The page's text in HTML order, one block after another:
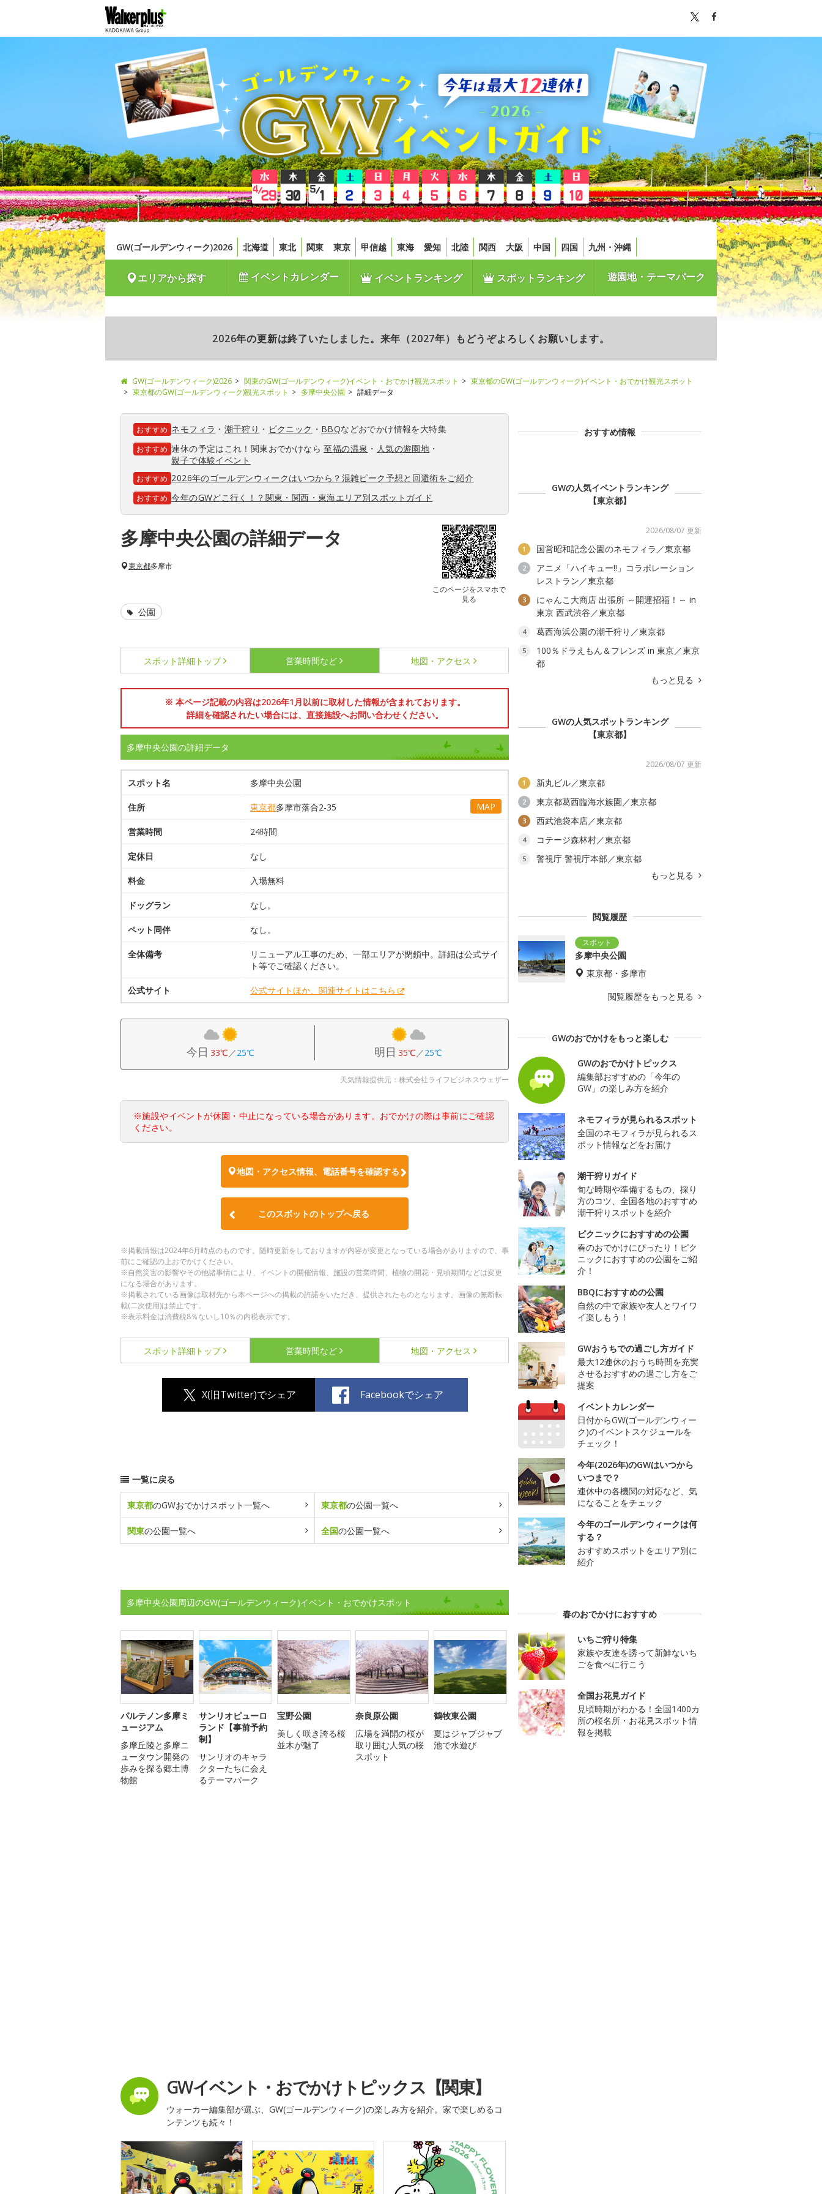
GW(ゴールデンウィーク)2026 北海道 東北 関東 東京 甲信越 東海 愛知 北陸 関西 大阪 中国 四国 九州・沖縄
エリアから探す イベントカレンダー イベントランキング スポットランキング 遊園地・テーマパーク
2026年の更新は終了いたしました。来年（2027年）もどうぞよろしくお願いします。
GW(ゴールデンウィーク)2026 関東のGW(ゴールデンウィーク)イベント・おでかけ観光スポット
東京都のGW(ゴールデンウィーク)イベント・おでかけ観光スポット
東京都のGW(ゴールデンウィーク)観光スポット
多摩中央公園 詳細データ
おすすめ ネモフィラ ・ 潮干狩り ・ ピクニック ・ BBQなどおでかけ情報を大特集
おすすめ 連休の予定はこれ！関東おでかけなら至福の温泉 ・ 人気の遊園地 ・
親子で体験イベント
おすすめ 2026年のゴールデンウィークはいつから？混雑ピーク予想と回避術をご紹介
おすすめ 今年のGWどこ行く！？関東・関西・東海エリア別スポットガイド
多摩中央公園の詳細データ
このページをスマホで
見る
東京都多摩市
公園
スポット詳細 トップ 営業時間など 地図・アクセス
※ 本ページ記載の内容は2026年1月以前に取材した情報が含まれております。
詳細を確認されたい場合には、直接施設へお問い合わせください。
多摩中央公園の詳細データ
スポット名 多摩中央公園
住所 東京都多摩市落合2-35 MAP
営業時間 24時間
定休日 なし
料金 入場無料
ドッグラン なし。
ペット同伴 なし。
全体備考
リニューアル工事のため、一部エリアが閉鎖中。詳細は公式サイ
ト等でご確認ください。
公式サイト 公式サイトほか、関連サイトはこちら
今日 33℃／25℃ 明日 35℃／25℃
天気情報提供元：株式会社ライフビジネスウェザー
※施設やイベントが休園・中止になっている場合があります。おでかけの際は事前にご確認
ください。
地図・アクセス情報、電話番号を確認する
このスポットのトップへ戻る
※掲載情報は2024年6月時点のものです。随時更新をしておりますが内容が変更となっている場合がありますので、事
前にご確認の上おでかけください。
※自然災害の影響やその他諸事情により、イベントの開催情報、施設の営業時間、植物の開花・見頃期間などは変更
になる場合があります。
※掲載されている画像は取材先から本ページへの掲載の許諾をいただき、提供されたものとなります。画像の無断転
載(二次使用)は禁止です。
※表示料金は消費税8％ないし10％の内税表示です。
スポット詳細 トップ 営業時間など 地図・アクセス
X(旧Twitter)でシェア Facebookでシェア
一覧に戻る
東京都のGWおでかけスポット一覧へ 東京都の公園一覧へ
関東の公園一覧へ 全国の公園一覧へ
多摩中央公園周辺のGW(ゴールデンウィーク)イベント・おでかけスポット
パルテノン多摩ミ
ュージアム
多摩丘陵と多摩ニ
ュータウン開発の
歩みを探る郷土博
物館
サンリオピューロ
ランド【事前予約
制】
サンリオのキャラ
クターたちに会え
るテーマパーク
宝野公園
美しく咲き誇る桜
並木が魅了
奈良原公園
広場を満開の桜が
取り囲む人気の桜
スポット
鶴牧東公園
夏はジャブジャブ
池で水遊び
GWイベント・おでかけトピックス【関東】
ウォーカー編集部が選ぶ、GW(ゴールデンウィーク)の楽しみ方を紹介。家で楽しめるコ
ンテンツも続々！
おすすめ情報
GWの人気イベントランキング
【東京都】
2026/08/07 更新
1 国営昭和記念公園のネモフィラ／東京都
2
アニメ「ハイキュー!!」コラボレーション
レストラン／東京都
3
にゃんこ大商店 出張所 ～開運招福！～ in
東京 西武渋谷／東京都
4 葛西海浜公園の潮干狩り／東京都
5
100％ドラえもん＆フレンズ in 東京／東京
都
もっと見る
GWの人気スポットランキング
【東京都】
2026/08/07 更新
1 新丸ビル／東京都
2 東京都葛西臨海水族園／東京都
3 西武池袋本店／東京都
4 コテージ森林村／東京都
5
警視庁 警視庁本部／東京都
もっと見る
閲覧履歴
多摩中央公園
東京都・多摩市
閲覧履歴をもっと見る
GWのおでかけをもっと楽しむ
GWのおでかけトピックス
編集部おすすめの「今年の
GW」の楽しみ方を紹介
ネモフィラが見られるスポット
全国のネモフィラが見られるス
ポット情報などをお届け
潮干狩りガイド
旬な時期や準備するもの、採り
方のコツ、全国各地のおすすめ
潮干狩りスポットを紹介
ピクニックにおすすめの公園
春のおでかけにぴったり！ピク
ニックにおすすめの公園をご紹
介！
BBQにおすすめの公園
自然の中で家族や友人とワイワ
イ楽しもう！
GWおうちでの過ごし方ガイド
最大12連休のおうち時間を充実
させるおすすめの過ごし方をご
提案
イベントカレンダー
日付からGW(ゴールデンウィー
ク)のイベントスケジュールを
チェック！
今年(2026年)のGWはいつから
いつまで？
連休中の各機関の対応など、気
になることをチェック
今年のゴールデンウィークは何
する？
おすすめスポットをエリア別に
紹介
春のおでかけにおすすめ
いちご狩り特集
家族や友達を誘って新鮮ないち
ごを食べに行こう
全国お花見ガイド
見頃時期がわかる！全国1400カ
所の桜名所・お花見スポット情
報を掲載